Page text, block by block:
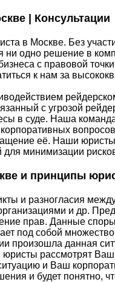
| Консультации
в Москве. Без
ни одно решение в
с правовой
к нам за
с угрозой
в суде. Наша
её. Наши
для минимизации
и принципы
и разногласия
и др.
прав. Данные
под собой
произошла данная
рассмотрят Ваш
и Ваш
и будет понятно,